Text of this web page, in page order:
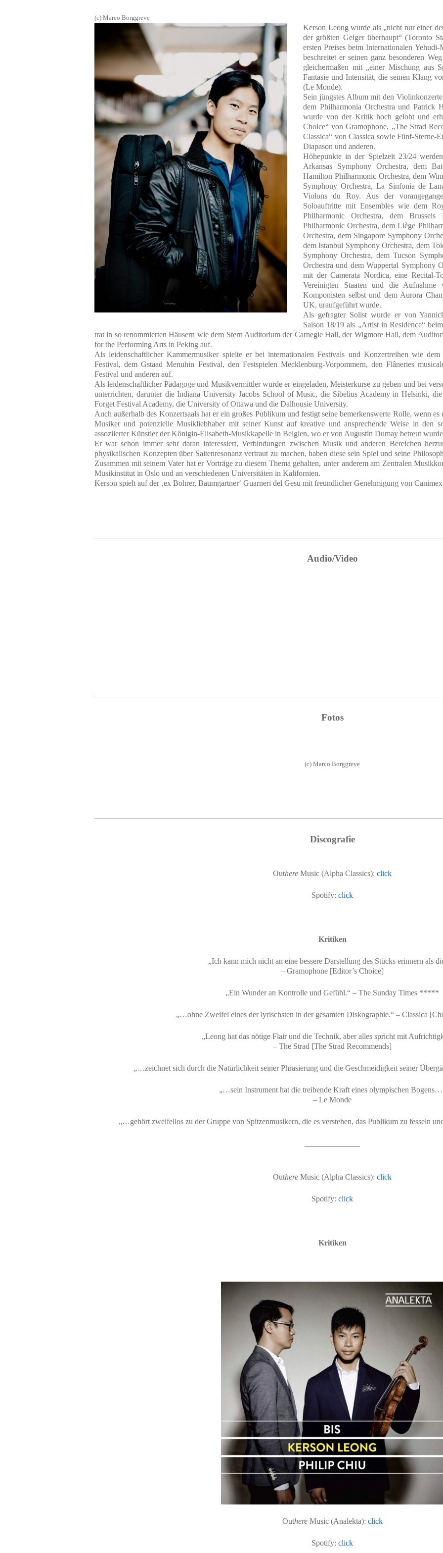
(c) Marco Borggreve
Kerson Leong wurde als „nicht nur einer
der größten Geiger überhaupt“ (Toronto
ersten Preises beim Internationalen
beschreitet er seinen ganz besonderen
gleichermaßen mit „einer Mischung aus
Fantasie und Intensität, die seinen Klang
(Le Monde).
Sein jüngstes Album mit den
dem Philharmonia Orchestra und Patrick
wurde von der Kritik hoch gelobt und
Choice“ von Gramophone, „The Strad
Classica“ von Classica sowie Fünf-Sterne-
Diapason und anderen.
Höhepunkte in der Spielzeit 23/24
Arkansas Symphony Orchestra, dem
Hamilton Philharmonic Orchestra, dem
Symphony Orchestra, La Sinfonia de
Violons du Roy. Aus der
Soloauftritte mit Ensembles wie dem
Philharmonic Orchestra, dem
Philharmonic Orchestra, dem Liège
Orchestra, dem Singapore Symphony
dem Istanbul Symphony Orchestra, dem
Symphony Orchestra, dem Tucson
Orchestra und dem Wuppertal Symphony
mit der Camerata Nordica, eine Recital-
Vereinigten Staaten und die
Komponisten selbst und dem Aurora
UK, uraufgeführt wurde.
Als gefragter Solist wurde er von
Saison 18/19 als „Artist in Residence“
trat in so renommierten Häusern wie dem Stern Auditorium der Carnegie Hall, der Wigmore Hall, dem
for the Performing Arts in Peking auf.
Als leidenschaftlicher Kammermusiker spielte er bei internationalen Festivals und Konzertreihen wie
Festival, dem Gstaad Menuhin Festival, den Festspielen Mecklenburg-Vorpommern, den Flâneries
Festival und anderen auf.
Als leidenschaftlicher Pädagoge und Musikvermittler wurde er eingeladen, Meisterkurse zu geben und bei
unterrichten, darunter die Indiana University Jacobs School of Music, die Sibelius Academy in Helsinki,
Forget Festival Academy, die University of Ottawa und die Dalhousie University.
Auch außerhalb des Konzertsaals hat er ein großes Publikum und festigt seine bemerkenswerte Rolle, wenn
Musiker und potenzielle Musikliebhaber mit seiner Kunst auf kreative und ansprechende Weise in den
assoziierter Künstler der Königin-Elisabeth-Musikkapelle in Belgien, wo er von Augustin Dumay betreut
Er war schon immer sehr daran interessiert, Verbindungen zwischen Musik und anderen Bereichen
physikalischen Konzepten über Saitenresonanz vertraut zu machen, haben diese sein Spiel und seine
Zusammen mit seinem Vater hat er Vorträge zu diesem Thema gehalten, unter anderem am Zentralen
Musikinstitut in Oslo und an verschiedenen Universitäten in Kalifornien.
Kerson spielt auf der ‚ex Bohrer, Baumgartner‘ Guarneri del Gesu mit freundlicher Genehmigung von
Audio/Video
Fotos
(c) Marco Borggreve
Discografie
Outhere Music (Alpha Classics): click
Spotify: click
Kritiken
„Ich kann mich nicht an eine bessere Darstellung des Stücks erinnern als
– Gramophone [Editor’s Choice]
„Ein Wunder an Kontrolle und Gefühl.“ – The Sunday Times *****
„…ohne Zweifel eines der lyrischsten in der gesamten Diskographie.“ – Classica
„Leong hat das nötige Flair und die Technik, aber alles spricht mit
– The Strad [The Strad Recommends]
„…zeichnet sich durch die Natürlichkeit seiner Phrasierung und die Geschmeidigkeit seiner
„…sein Instrument hat die treibende Kraft eines olympischen
– Le Monde
„…gehört zweifellos zu der Gruppe von Spitzenmusikern, die es verstehen, das Publikum zu fesseln
Outhere Music (Alpha Classics): click
Spotify: click
Kritiken
OuthereMusic (Analekta): click
Spotify: click